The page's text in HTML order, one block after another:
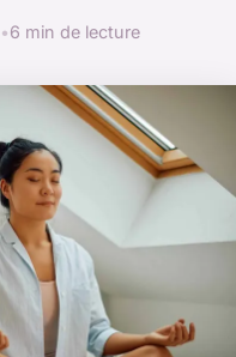
•6 min de lecture